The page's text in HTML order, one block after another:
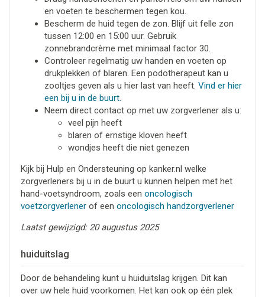
en voeten te beschermen tegen kou.
Bescherm de huid tegen de zon. Blijf uit felle zon
tussen 12:00 en 15:00 uur. Gebruik
zonnebrandcrème met minimaal factor 30.
Controleer regelmatig uw handen en voeten op
drukplekken of blaren. Een podotherapeut kan u
zooltjes geven als u hier last van heeft. Vind er hier
een bij u in de buurt.
Neem direct contact op met uw zorgverlener als u:
veel pijn heeft
blaren of ernstige kloven heeft
wondjes heeft die niet genezen
Kijk bij Hulp en Ondersteuning op kanker.nl welke
zorgverleners bij u in de buurt u kunnen helpen met het
hand-voetsyndroom, zoals een oncologisch
voetzorgverlenerof een oncologisch handzorgverlener
Laatst gewijzigd: 20 augustus 2025
huiduitslag
Door de behandeling kunt u huiduitslag krijgen. Dit kan
over uw hele huid voorkomen. Het kan ook op één plek